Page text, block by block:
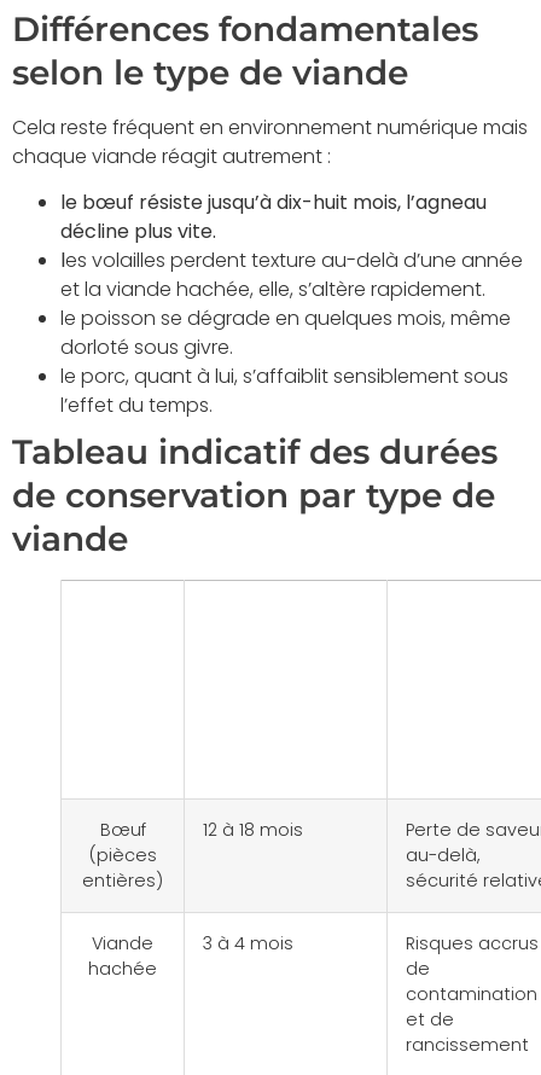
Différences fondamentales
selon le type de viande
Cela reste fréquent en environnement numérique mais
chaque viande réagit autrement :
le bœuf résiste jusqu’à dix-huit mois, l’agneau
décline plus vite.
les volailles perdent texture au-delà d’une année
et la viande hachée, elle, s’altère rapidement.
le poisson se dégrade en quelques mois, même
dorloté sous givre.
le porc, quant à lui, s’affaiblit sensiblement sous
l’effet du temps.
Tableau indicatif des durées
de conservation par type de
viande
Bœuf
(pièces
entières)
12 à 18 mois
Perte de
au-delà,
sécurité
Viande
hachée
3 à 4 mois
Risques accrus
de
contamination
et de
rancissement